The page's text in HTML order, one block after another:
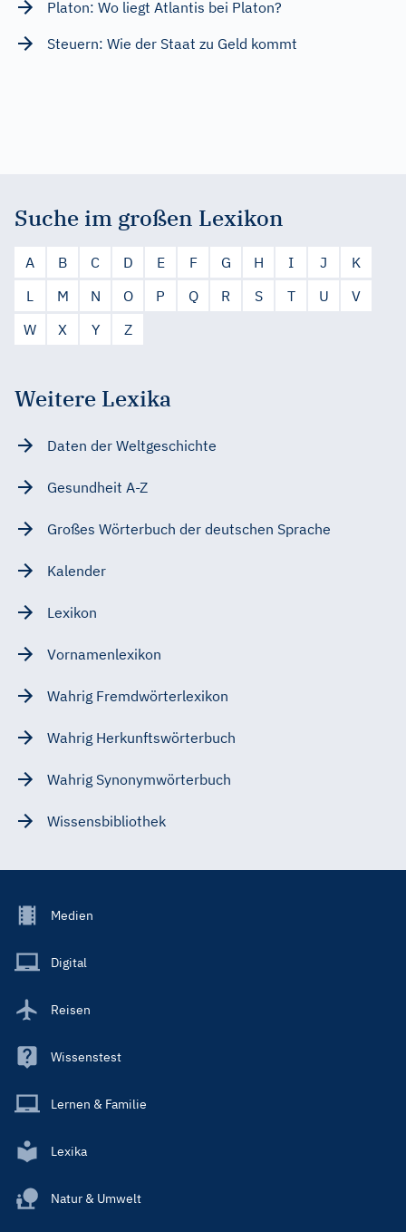
Platon: Wo liegt Atlantis bei Platon?
Steuern: Wie der Staat zu Geld kommt
Suche im großen Lexikon
A B C D E F G H I J
K
L
M N O P Q R S T U
V
W
X Y Z
Weitere Lexika
Daten der Weltgeschichte
Gesundheit A-Z
Großes Wörterbuch der deutschen Sprache
Kalender
Lexikon
Vornamenlexikon
Wahrig Fremdwörterlexikon
Wahrig Herkunftswörterbuch
Wahrig Synonymwörterbuch
Wissensbibliothek
Footer
Main
Medien
Digital
Reisen
Wissenstest
Lernen & Familie
Lexika
Natur & Umwelt